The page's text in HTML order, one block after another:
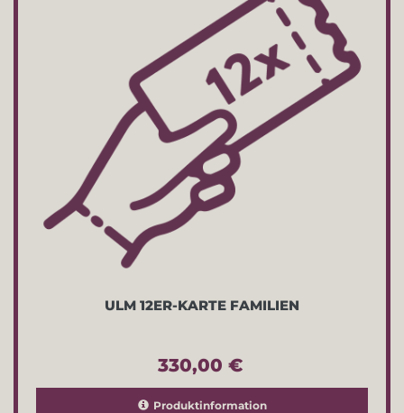
ULM 12ER-KARTE FAMILIEN
330,00 €
Produktinformation